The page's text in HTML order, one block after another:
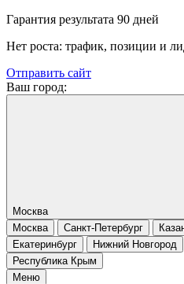
Гарантия результата 90 дней
Нет роста: трафик, позиции и
Отправить сайт
Ваш город:
Москва
Москва
Санкт-Петербург
Екатеринбург
Нижний Новгород
Республика Крым
Меню